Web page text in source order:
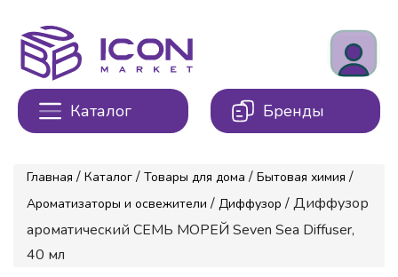
Каталог Бренды
Главная / Каталог / Товары для дома / Бытовая химия /
Ароматизаторы и освежители / Диффузор / Диффузор
ароматический СЕМЬ МОРЕЙ Seven Sea Diffuser,
40 мл